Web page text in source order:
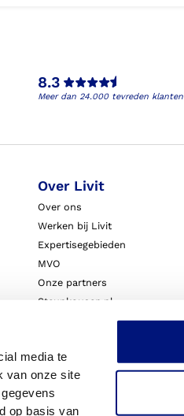
media te
van onze site
op basis van
8.3
Meer dan 24.000 tevreden klanten
Over Livit
Over ons
Werken bij Livit
Expertisegebieden
MVO
Onze partners
Steunkousen.nl
Blessurewijzer.nl
Nieuws
Innovatie & Onderzoek
Livit Zorgprofessionals